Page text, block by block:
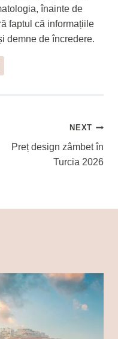
înainte de
faptul că informațiile
demne de încredere.
NEXT
Preț design zâmbet în
Turcia 2026